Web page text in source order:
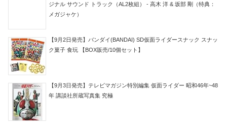
ジナル サウンド トラック（AL2枚組） - 高木 洋 & 坂部 剛（特典：
メガジャケ）
【9月2日発売】バンダイ(BANDAI) SD仮面ライダースナック スナッ
ク菓子 食玩 【BOX販売/10個セット】
【9月3日発売】テレビマガジン特別編集 仮面ライダー 昭和46年~48
年 講談社所蔵写真集 究極